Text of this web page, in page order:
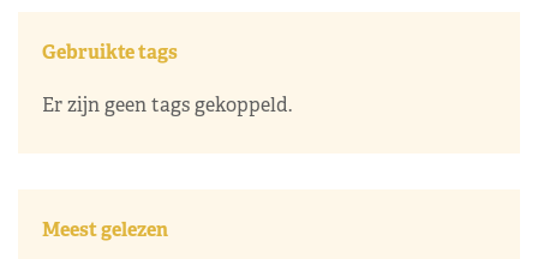
Gebruikte tags
Er zijn geen tags gekoppeld.
Meest gelezen